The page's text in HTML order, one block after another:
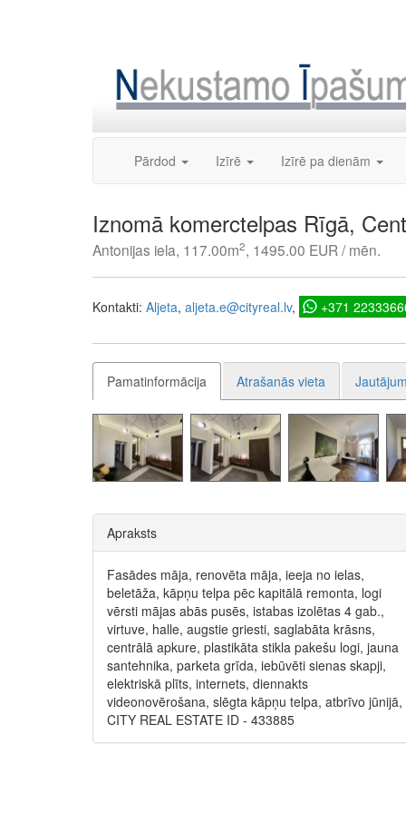
Pārdod Izīrē Izīrē pa dienām
Iznomā komerctelpas Rīgā,
Antonijas iela, 117.00m2, 1495.00 EUR / mēn.
Kontakti: Aljeta aljeta.e@cityreal.lv +371
Pamatinformācija Atrašanās vieta
Apraksts
Fasādes māja, renovēta māja, ieeja no ielas,
beletāža, kāpņu telpa pēc kapitālā remonta, logi
vērsti mājas abās pusēs, istabas izolētas 4 gab.,
virtuve, halle, augstie griesti, saglabāta krāsns,
centrālā apkure, plastikāta stikla pakešu logi, jauna
santehnika, parketa grīda, iebūvēti sienas skapji,
elektriskā plīts, internets, diennakts
videonovērošana, slēgta kāpņu telpa, atbrīvo jūnijā,
CITY REAL ESTATE ID - 433885